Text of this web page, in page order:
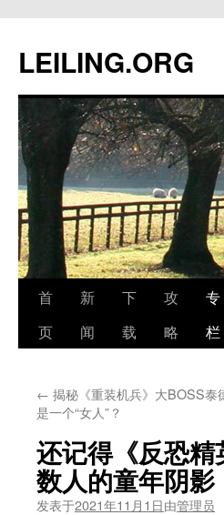
文
LEILING.ORG
首
页
新
闻
下
载
攻
略
专
栏
← 揭秘《重装机兵》大BOSS泰
是一个“女人”？
还记得《反恐
数人的童年阴影
发表于2021年11月1日由管理员